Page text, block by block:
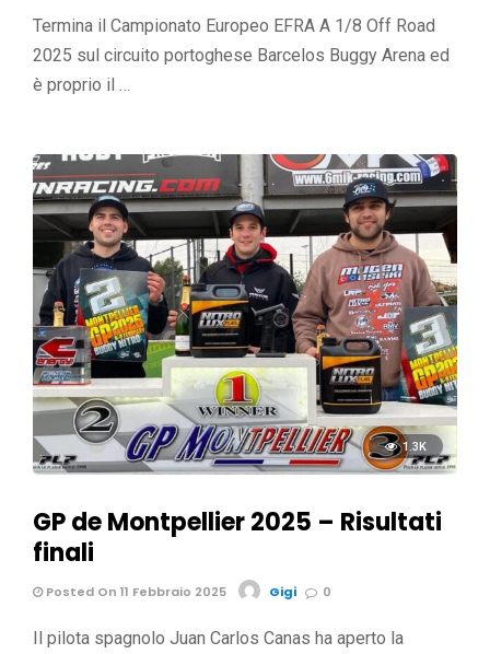
Termina il Campionato Europeo EFRA A 1/8 Off Road
2025 sul circuito portoghese Barcelos Buggy Arena ed
è proprio il …
1.3K
GP de Montpellier 2025 – Risultati
finali
Posted On 11 Febbraio 2025 Gigi 0
Il pilota spagnolo Juan Carlos Canas ha aperto la